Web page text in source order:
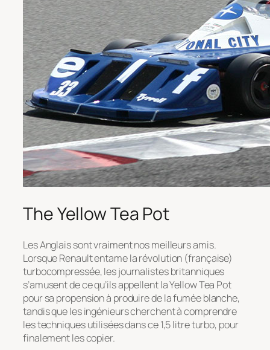
The Yellow Tea Pot
Les Anglais sont vraiment nos meilleurs amis.
Lorsque Renault entame la révolution (française)
turbocompressée, les journalistes britanniques
s’amusent de ce qu’ils appellent la Yellow Tea Pot
pour sa propension à produire de la fumée blanche,
tandis que les ingénieurs cherchent à comprendre
les techniques utilisées dans ce 1,5 litre turbo, pour
finalement les copier.